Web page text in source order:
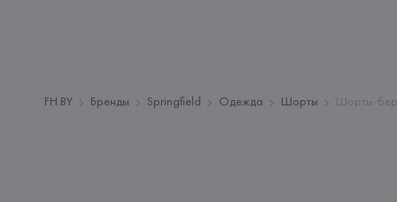
FH.BY Бренды Springfield Одежда Шорты Шорты-